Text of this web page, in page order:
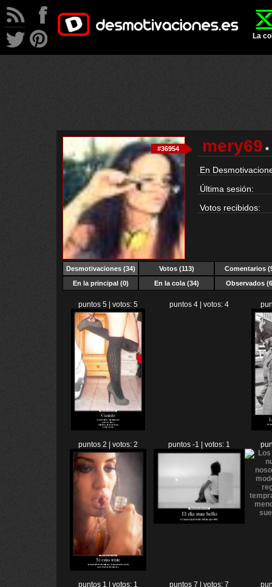
La
#36954 mery69
En
Última sesión:
Votos recibidos:
Desmotivaciones(34) Votos (113)
Comentarios
En la principal (0)
En la cola (34) Observados
puntos 5 | votos: 5 puntos 4 | votos: 4
puntos 2 | votos: 2 puntos -1 | votos: 1
puntos 1 | votos: 1 puntos 7 | votos: 7